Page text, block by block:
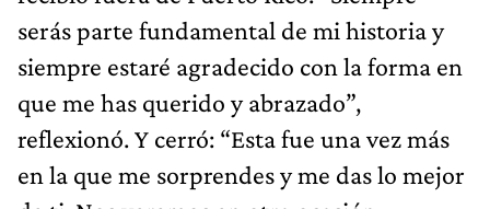
serás parte fundamental de mi historia y
siempre estaré agradecido con la forma en
que me has querido y abrazado”,
reflexionó. Y cerró: “Esta fue una vez más
en la que me sorprendes y me das lo mejor